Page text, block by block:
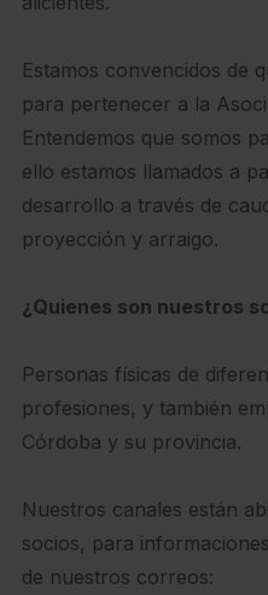
Estamos convencidos de
para pertenecer a la
Entendemos que somos
ello estamos llamados a
desarrollo a través de
proyección y arraigo.
¿Quienes son nuestros
Personas físicas de
profesiones, y también
Córdoba y su provincia.
Nuestros canales están
socios, para
de nuestros correos: